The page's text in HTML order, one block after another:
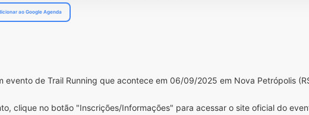
ao Google Agenda
evento de Trail Running que acontece em 06/09/2025 em Nova Petrópolis
clique no botão "Inscrições/Informações" para acessar o site oficial do